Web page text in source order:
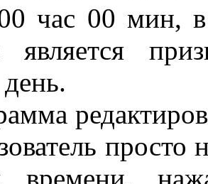
час 00 мин, в
является
времени,